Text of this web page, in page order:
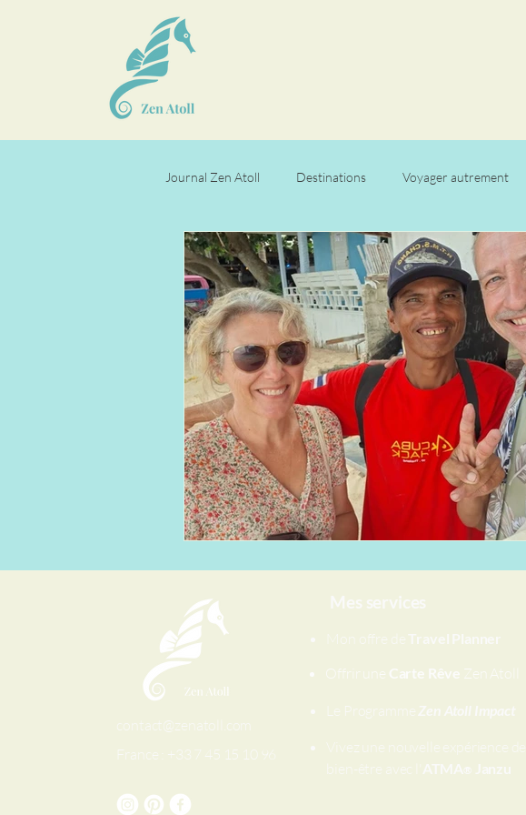
Journal Zen Atoll Destinations Voyager autrement
contact@zenatoll.com
France : +33 7 45 15 10 96
Mes services
Mon offre de Travel Planner
Offrir une Carte Rêve Zen Atoll
Le Programme Zen Atoll Impact
Vivez une nouvelle expérience de
bien-être avec l' ATMA ® Janzu